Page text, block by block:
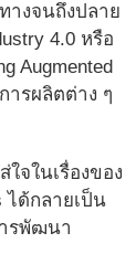
างจนถึงปลาย
4.0 หรือ
Augmented
ารผลิตต่าง ๆ
จในเรื่องของ
ได้กลายเป็น
รพัฒนา